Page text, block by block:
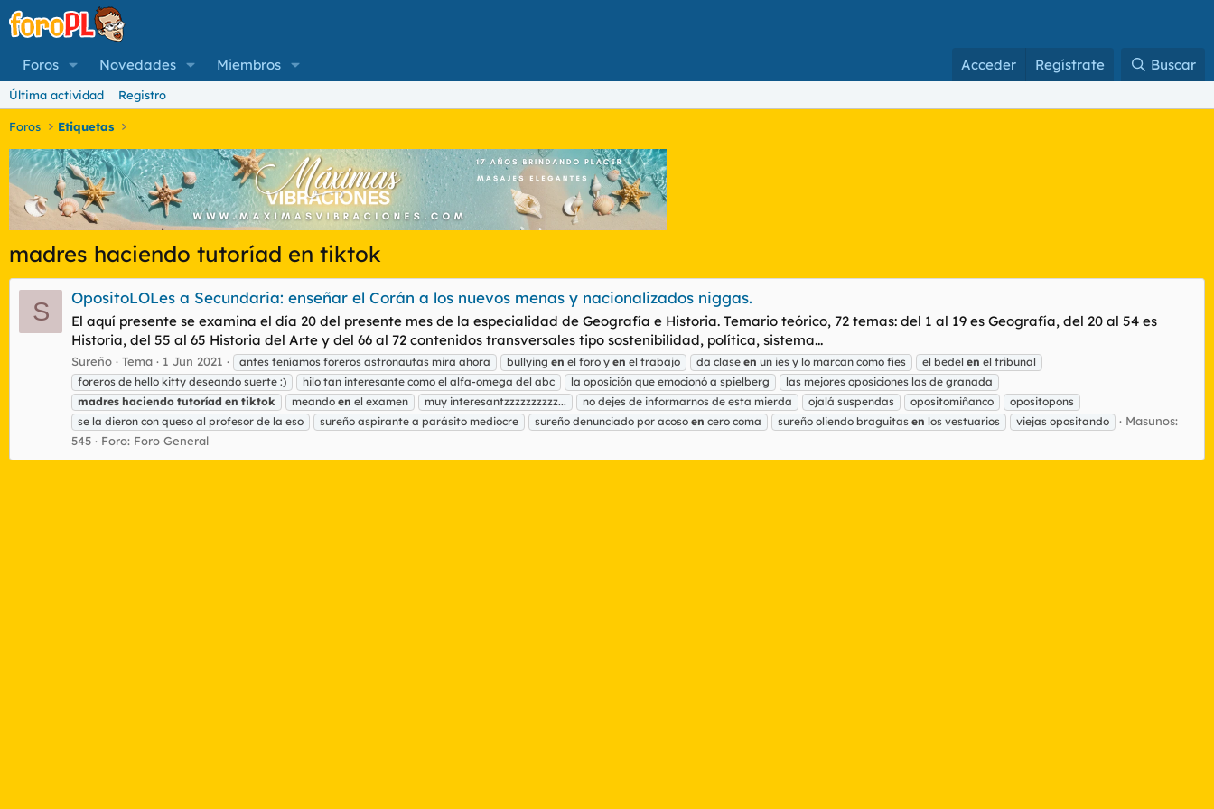
Foros Novedades Miembros Acceder Regístrate Buscar
Última actividad Registro
Foros Etiquetas
madres haciendo tutoríad en tiktok
S OpositoLOLes a Secundaria: enseñar el Corán a los nuevos menas y nacionalizados niggas.
El aquí presente se examina el día 20 del presente mes de la especialidad de Geografía e Historia. Temario teórico, 72 temas: del 1 al 19 es Geografía, del 20 al 54 es
Historia, del 55 al 65 Historia del Arte y del 66 al 72 contenidos transversales tipo sostenibilidad, política, sistema...
Sureño Tema 1 Jun 2021 antes teníamos foreros astronautas mira ahora bullying en el foro y en el trabajo da clase en un ies y lo marcan como fies el bedel en el tribunal
foreros de hello kitty deseando suerte :)
hilo tan interesante como el alfa-omega del abc la oposición que emocionó a spielberg
las mejores oposiciones las de granada
madres haciendo tutoríad en tiktok meando en el examen muy interesantzzzzzzzzzz... no dejes de informarnos de esta mierda ojalá suspendas opositomiñanco
opositopons
se la dieron con queso al profesor de la eso
sureño aspirante a parásito mediocre sureño denunciado por acoso en cero coma sureño oliendo braguitas en los vestuarios viejas opositando
Masunos:
545
Foro: Foro General